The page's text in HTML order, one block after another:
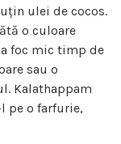
ulei de cocos.
o culoare
foc mic timp de
sau o
Kalathappam
pe o farfurie,